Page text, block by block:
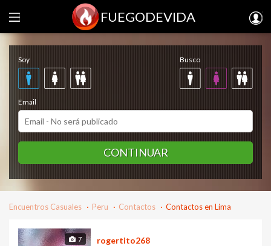
FUEGODEVIDA
Regístrate gratis
Soy Busco
Email
CONTINUAR
Encuentros Casuales Peru Contactos Contactos en Lima
7
rogertito268